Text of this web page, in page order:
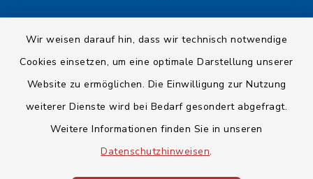
Wir weisen darauf hin, dass wir technisch notwendige
Cookies einsetzen, um eine optimale Darstellung unserer
Website zu ermöglichen. Die Einwilligung zur Nutzung
weiterer Dienste wird bei Bedarf gesondert abgefragt.
Weitere Informationen finden Sie in unseren
Datenschutzhinweisen.
Datenschutz
Impressum
Sitemap
Cookie-Einstellungen